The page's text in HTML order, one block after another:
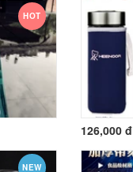
HOT
126,000 đ
NEW